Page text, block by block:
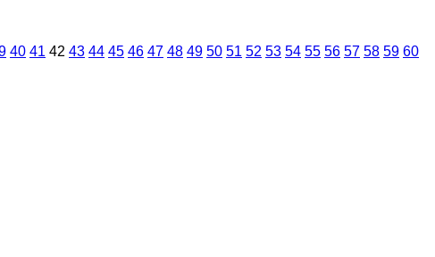
40 41 42 43 44 45 46 47 48 49 50 51 52 53 54 55 56 57 58 59 60